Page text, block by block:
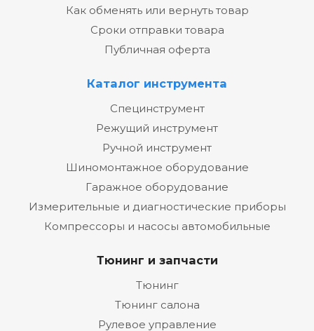
Как обменять или вернуть товар
Сроки отправки товара
Публичная оферта
Каталог инструмента
Специнструмент
Режущий инструмент
Ручной инструмент
Шиномонтажное оборудование
Гаражное оборудование
Измерительные и диагностические приборы
Компрессоры и насосы автомобильные
Тюнинг и запчасти
Тюнинг
Тюнинг салона
Рулевое управление